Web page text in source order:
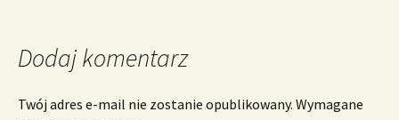
Dodaj komentarz
Twój adres e-mail nie zostanie opublikowany. Wymagane